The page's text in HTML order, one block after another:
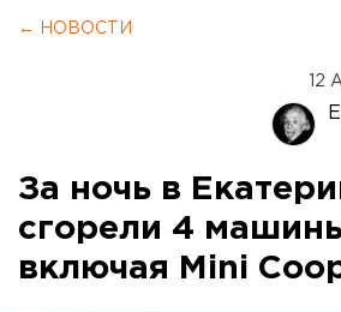
← НОВОСТИ
12
За ночь в
сгорели 4
включая Mini